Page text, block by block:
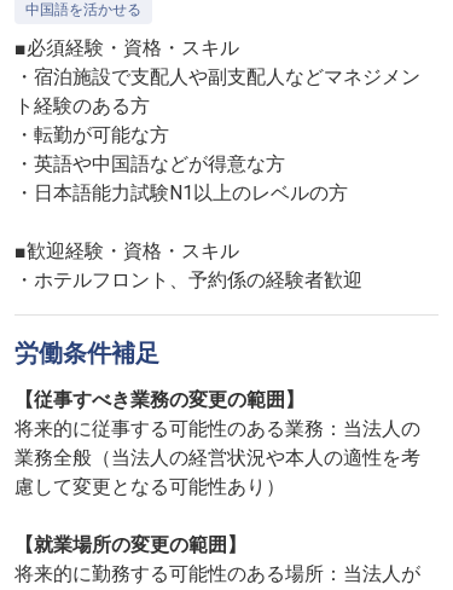
中国語を活かせる
■必須経験・資格・スキル
・宿泊施設で支配人や副支配人などマネジメン
ト経験のある方
・転勤が可能な方
・英語や中国語などが得意な方
・日本語能力試験N1以上のレベルの方
■歓迎経験・資格・スキル
・ホテルフロント、予約係の経験者歓迎
労働条件補足
【従事すべき業務の変更の範囲】
将来的に従事する可能性のある業務：当法人の
業務全般（当法人の経営状況や本人の適性を考
慮して変更となる可能性あり）
【就業場所の変更の範囲】
将来的に勤務する可能性のある場所：当法人が